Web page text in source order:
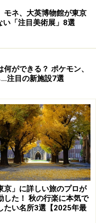
ミラー
色で、観光バスや、
わっています。軒を連
をPRするキャラクタ
が並びますが、店頭
設置している店がチ
タワーが背後に収ま
とができるというすぐ
心にくい仕掛けです。
モネ、大英博物館が東京
い「注目美術展」8選
何ができる？ ポケモン、
注目の新施設7選
京」に詳しい旅のプロが
した！ 秋の行楽に本気で
たい名所3選【2025年最